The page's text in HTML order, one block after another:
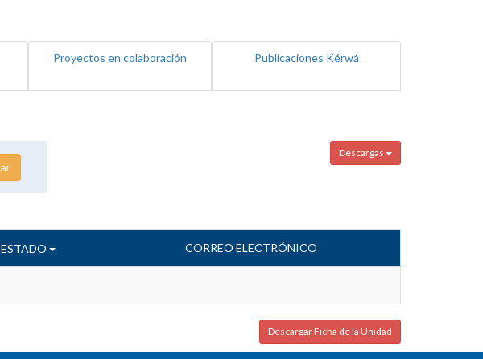
Proyectos en colaboración Publicaciones Kérwá
Descargas
ESTADO CORREO ELECTRÓNICO
Descargar Ficha de la Unidad